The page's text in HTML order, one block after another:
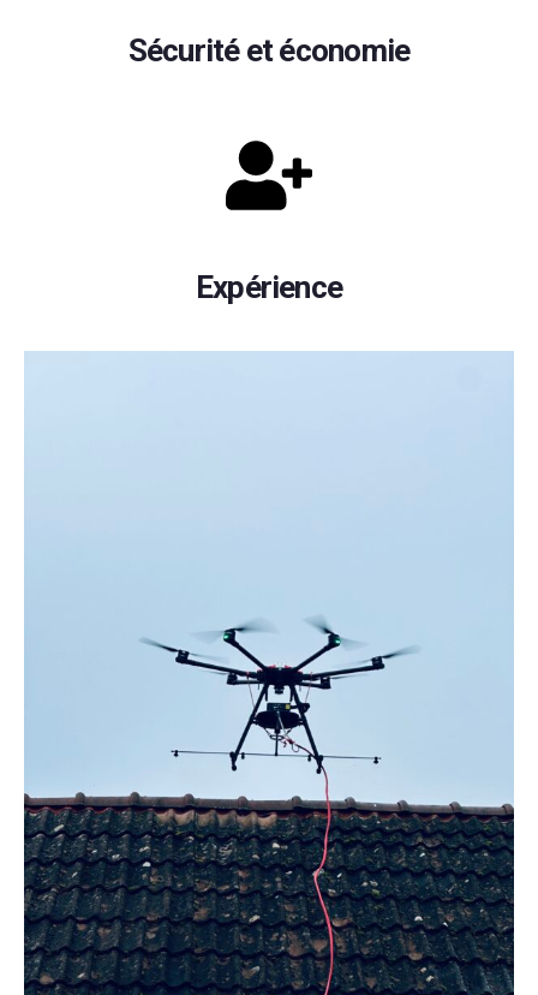
Sécurité et économie
Expérience